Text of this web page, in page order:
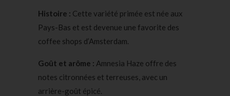
Histoire : Cette variété primée est née aux
Pays-Bas et est devenue une favorite des
coffee shops d’Amsterdam.
Goût et arôme : Amnesia Haze offre des
notes citronnées et terreuses, avec un
arrière-goût épicé.